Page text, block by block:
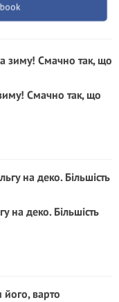
Смачно так, що
на деко. Більшість